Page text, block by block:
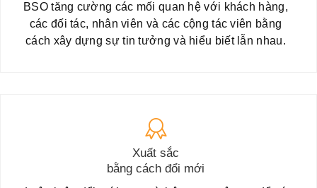
BSO tăng cường các mối quan hệ với khách hàng,
các đối tác, nhân viên và các cộng tác viên bằng
cách xây dựng sự tin tưởng và hiểu biết lẫn nhau.
Xuất sắc
bằng cách đổi mới